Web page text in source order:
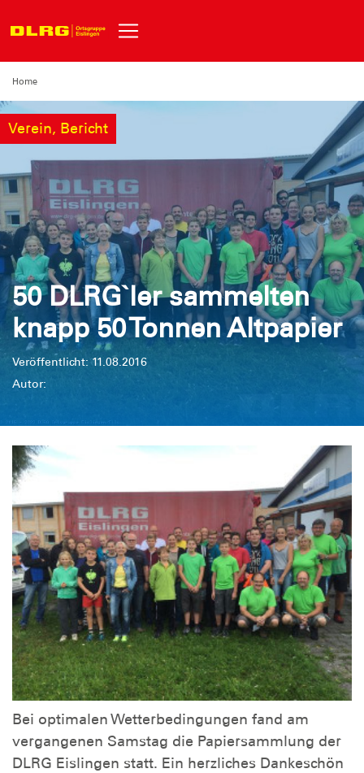
Home
Verein, Bericht
50 DLRG`ler sammelten
knapp 50 Tonnen Altpapier
Veröffentlicht: 11.08.2016
Autor:
Bei optimalen Wetterbedingungen fand am
vergangenen Samstag die Papiersammlung der
DLRG Eislingen statt. Ein herzliches Dankeschön